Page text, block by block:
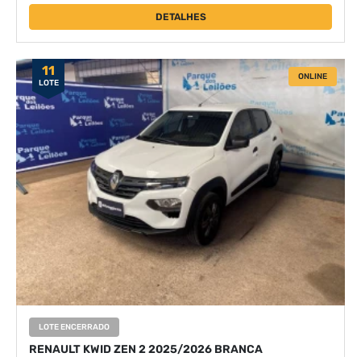
DETALHES
11
LOTE
ONLINE
LOTE ENCERRADO
RENAULT KWID ZEN 2 2025/2026 BRANCA